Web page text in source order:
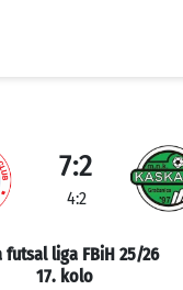
7:2
4:2
futsal liga FBiH 25/26
17. kolo